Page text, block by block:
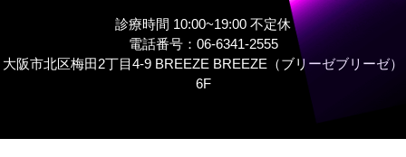
診療時間 10:00~19:00 不定休
電話番号：06-6341-2555
大阪市北区梅田2丁目4-9 BREEZE BREEZE（ブリーゼブリーゼ）
6F